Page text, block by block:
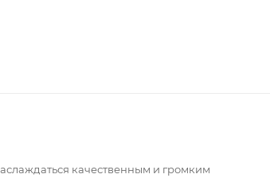
качественным и громким